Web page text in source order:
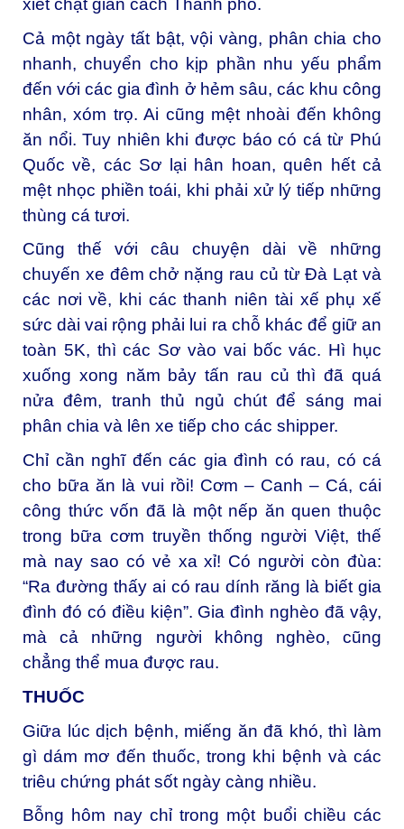
xiết chặt giãn cách Thành phố.
Cả một ngày tất bật, vội vàng, phân chia cho
nhanh, chuyển cho kịp phần nhu yếu phẩm
đến với các gia đình ở hẻm sâu, các khu công
nhân, xóm trọ. Ai cũng mệt nhoài đến không
ăn nổi. Tuy nhiên khi được báo có cá từ Phú
Quốc về, các Sơ lại hân hoan, quên hết cả
mệt nhọc phiền toái, khi phải xử lý tiếp những
thùng cá tươi.
Cũng thế với câu chuyện dài về những
chuyến xe đêm chở nặng rau củ từ Đà Lạt và
các nơi về, khi các thanh niên tài xế phụ xế
sức dài vai rộng phải lui ra chỗ khác để giữ an
toàn 5K, thì các Sơ vào vai bốc vác. Hì hục
xuống xong năm bảy tấn rau củ thì đã quá
nửa đêm, tranh thủ ngủ chút để sáng mai
phân chia và lên xe tiếp cho các shipper.
Chỉ cần nghĩ đến các gia đình có rau, có cá
cho bữa ăn là vui rồi! Cơm – Canh – Cá, cái
công thức vốn đã là một nếp ăn quen thuộc
trong bữa cơm truyền thống người Việt, thế
mà nay sao có vẻ xa xỉ! Có người còn đùa:
“Ra đường thấy ai có rau dính răng là biết gia
đình đó có điều kiện”. Gia đình nghèo đã vậy,
mà cả những người không nghèo, cũng
chẳng thể mua được rau.
THUỐC
Giữa lúc dịch bệnh, miếng ăn đã khó, thì làm
gì dám mơ đến thuốc, trong khi bệnh và các
triêu chứng phát sốt ngày càng nhiều.
Bỗng hôm nay chỉ trong một buổi chiều các